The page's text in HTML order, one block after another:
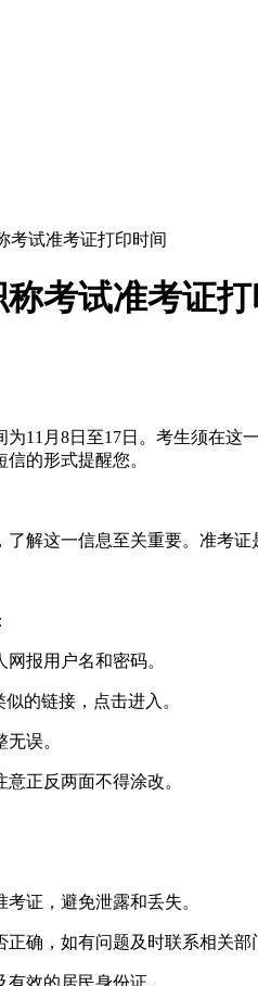
考试准考证打印时间
考试准考证打
11月8日至17日。考生须在
的形式提醒您。
解这一信息至关重要。准考
报用户名和密码。
的链接，点击进入。
误。
正反两面不得涂改。
证，避免泄露和丢失。
确，如有问题及时联系相关部
效的居民身份证。